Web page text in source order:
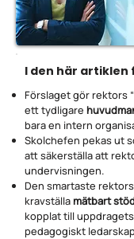
I den här artiklen
Förslaget gör rektors
ett tydligare
bara en intern
Skolchefen pekas ut
att säkerställa att
undervisningen.
Den smartaste
kravställamätbart
kopplat till
pedagogiskt